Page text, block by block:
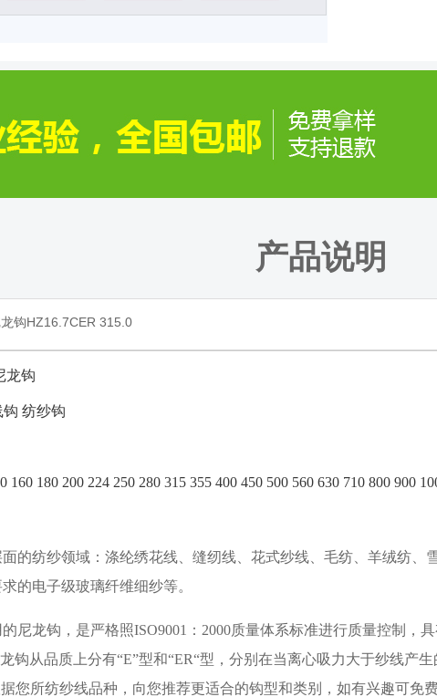
产品说明
钩HZ16.7CER 315.0
龙钩
钩 纺纱钩
160 180 200 224 250 280 315 355 400 450 500 560 630 710 800 900
纺纱领域：涤纶绣花线、缝纫线、花式纱线、毛纺、羊绒纺、
的电子级玻璃纤维细纱等。
尼龙钩，是严格照ISO9001 ： 2000质量体系标准进行质量控制，
钩从品质上分有“E”型和“ER“型，分别在当离心吸力大于纱线产
您所纺纱线品种，向您推荐更适合的钩型和类别，如有兴趣可免